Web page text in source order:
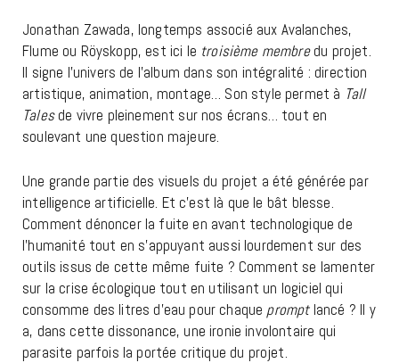
Jonathan Zawada, longtemps associé aux Avalanches,
Flume ou Röyskopp, est ici le troisième membredu projet.
Il signe l’univers de l’album dans son intégralité : direction
artistique, animation, montage… Son style permet à Tall
Talesde vivre pleinement sur nos écrans… tout en
soulevant une question majeure.
Une grande partie des visuels du projet a été générée par
intelligence artificielle. Et c’est là que le bât blesse.
Comment dénoncer la fuite en avant technologique de
l’humanité tout en s’appuyant aussi lourdement sur des
outils issus de cette même fuite ? Comment se lamenter
sur la crise écologique tout en utilisant un logiciel qui
consomme des litres d’eau pour chaque promptlancé ? Il y
a, dans cette dissonance, une ironie involontaire qui
parasite parfois la portée critique du projet.